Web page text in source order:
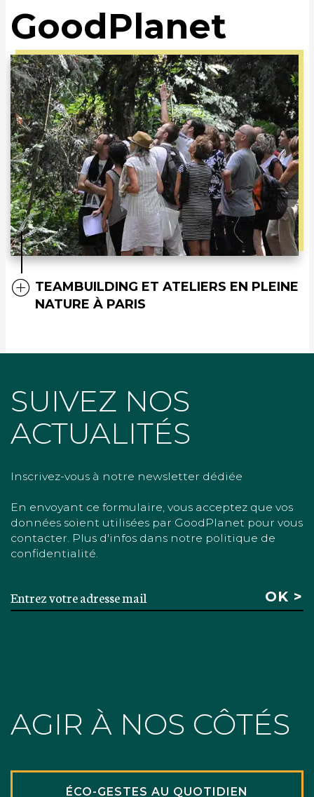
GoodPlanet
TEAMBUILDING ET ATELIERS EN PLEINE
NATURE À PARIS
SUIVEZ NOS
ACTUALITÉS
Inscrivez-vous à notre newsletter dédiée
En envoyant ce formulaire, vous acceptez que vos
données soient utilisées par GoodPlanet pour vous
contacter. Plus d'infos dans notre politique de
confidentialité.
AGIR À NOS CÔTÉS
ÉCO-GESTES AU QUOTIDIEN